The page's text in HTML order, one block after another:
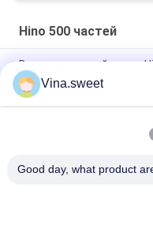
Hino 500 частей
Впрыскивающий насос
частей
Поршень Hino J08E
Автозапчасти Hino
Vina.sweet
Good day, what product